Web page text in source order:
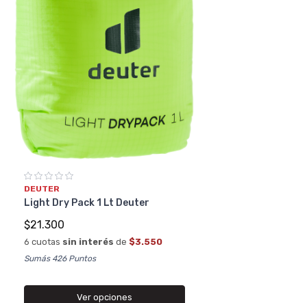
DEUTER
Light Dry Pack 1 Lt Deuter
$21.300
6 cuotas sin interés de $3.550
Sumás 426 Puntos
Ver opciones